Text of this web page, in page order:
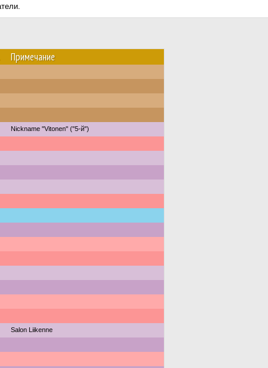
Примечание
Nickname "Vitonen" ("5-й")
Salon Liikenne